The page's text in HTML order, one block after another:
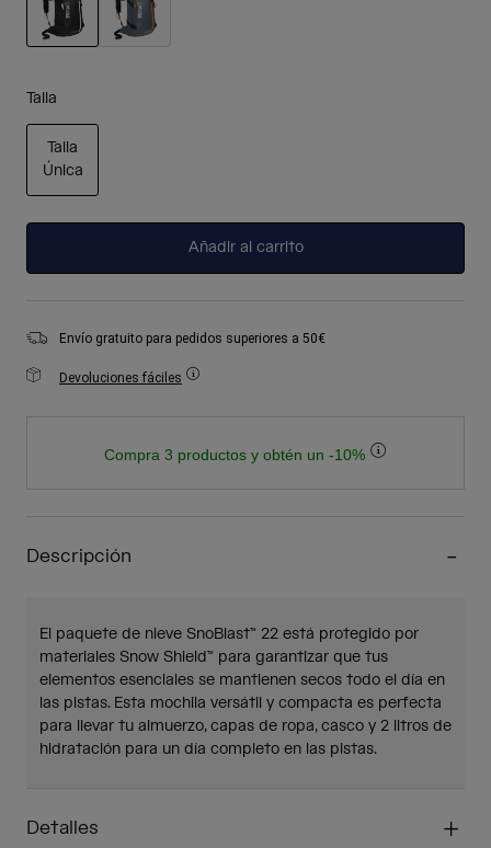
Talla
Talla
Única
Añadir al carrito
Envío gratuito para pedidos superiores a 50€
Devoluciones fáciles
Compra 3 productos y obtén un -10%
Descripción
El paquete de nieve SnoBlast™ 22 está protegido por
materiales Snow Shield™ para garantizar que tus
elementos esenciales se mantienen secos todo el día en
las pistas. Esta mochila versátil y compacta es perfecta
para llevar tu almuerzo, capas de ropa, casco y 2 litros de
hidratación para un día completo en las pistas.
Detalles